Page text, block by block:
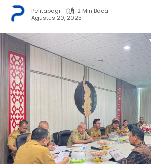
Pelitapagi
2 Min Baca
Agustus 20, 2025